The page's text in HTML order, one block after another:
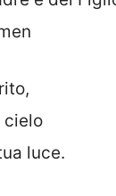
cielo
luce.